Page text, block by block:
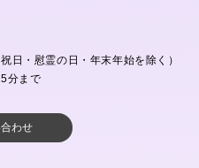
日・慰霊の日・年末年始を除く）
分まで
わせ